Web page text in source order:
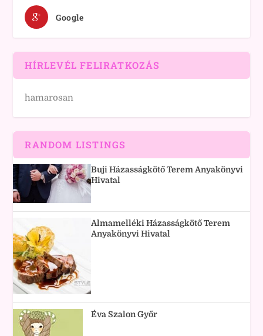
Google
HÍRLEVÉL FELIRATKOZÁS
hamarosan
RANDOM LISTINGS
Buji Házasságkötő Terem Anyakönyvi
Hivatal
Almamelléki Házasságkötő Terem
Anyakönyvi Hivatal
Éva Szalon Győr